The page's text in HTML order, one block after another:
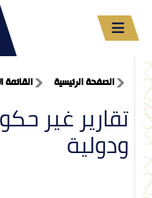
الصفحة الرئيسية القائمة
تقارير غير
ودولية